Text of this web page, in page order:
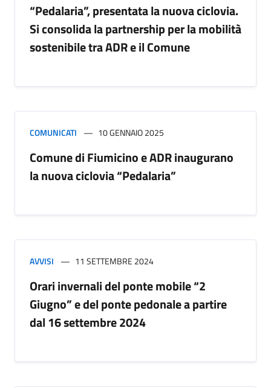
“Pedalaria”, presentata la nuova ciclovia.
Si consolida la partnership per la mobilità
sostenibile tra ADR e il Comune
COMUNICATI 10 GENNAIO 2025
Comune di Fiumicino e ADR inaugurano
la nuova ciclovia “Pedalaria”
AVVISI 11 SETTEMBRE 2024
Orari invernali del ponte mobile “2
Giugno” e del ponte pedonale a partire
dal 16 settembre 2024